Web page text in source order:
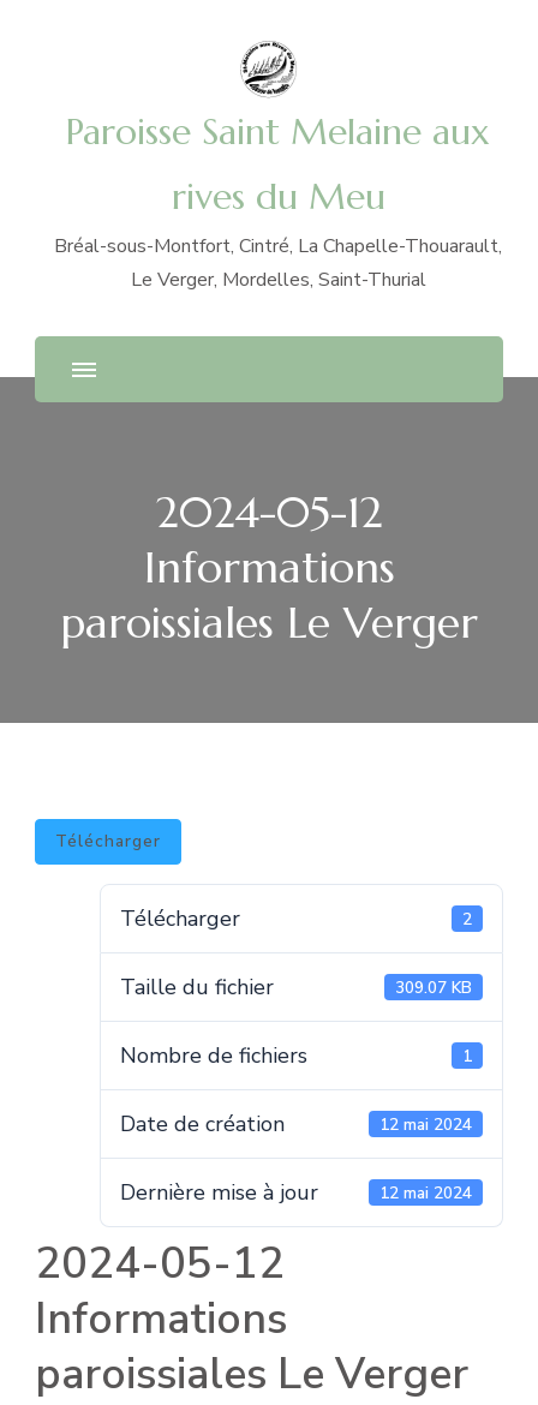
Paroisse Saint Melaine aux
rives du Meu
Bréal-sous-Montfort, Cintré, La Chapelle-Thouarault,
Le Verger, Mordelles, Saint-Thurial
2024-05-12
Informations
paroissiales Le Verger
Télécharger
Télécharger 2
Taille du fichier 309.07 KB
Nombre de fichiers 1
Date de création 12 mai 2024
Dernière mise à jour 12 mai 2024
2024-05-12
Informations
paroissiales Le Verger